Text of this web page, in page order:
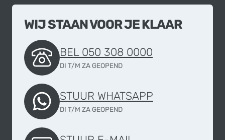
WIJ STAAN VOOR JE KLAAR
BEL 050 308 0000
DI T/M ZA GEOPEND
STUUR WHATSAPP
DI T/M ZA GEOPEND